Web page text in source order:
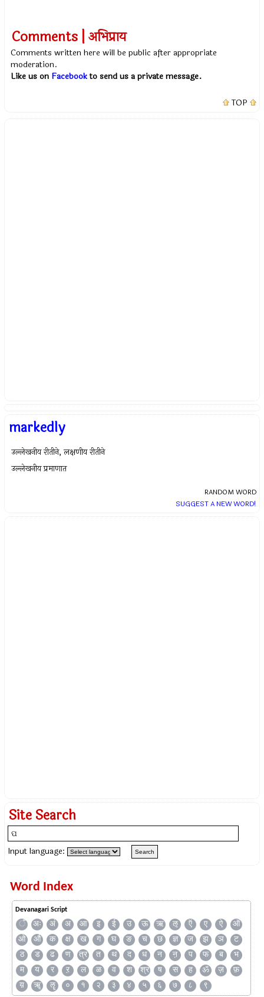
Comments | अभिप्राय
Comments written here will be public after appropriate
moderation.
Like us on Facebookto send us a private message.
TOP
markedly
उल्लेखनीय रीतीने, लक्षणीय रीतीने
उल्लेखनीय प्रमाणात
RANDOM WORD
SUGGEST A NEW WORD!
Site Search
Input language:
Word Index
Devanagari Script
ँ अः अं अ आ इ ई उ ऊ ऋ ऌ ऍ ए ऐ
ऑ
ओ
औ क क्ष ख ग घ ङ च छ ज्ञ ज झ ञ
ट
ठ
ड ढ ण त्र त थ द ध न ऩ प फ ब
भ
म
य र ऱ ल ळ व श श्र ष स ह ॐ ज़
फ़
य़
ॠ ॡ ० १ २ ३ ४ ५ ६ ७ ८ ९